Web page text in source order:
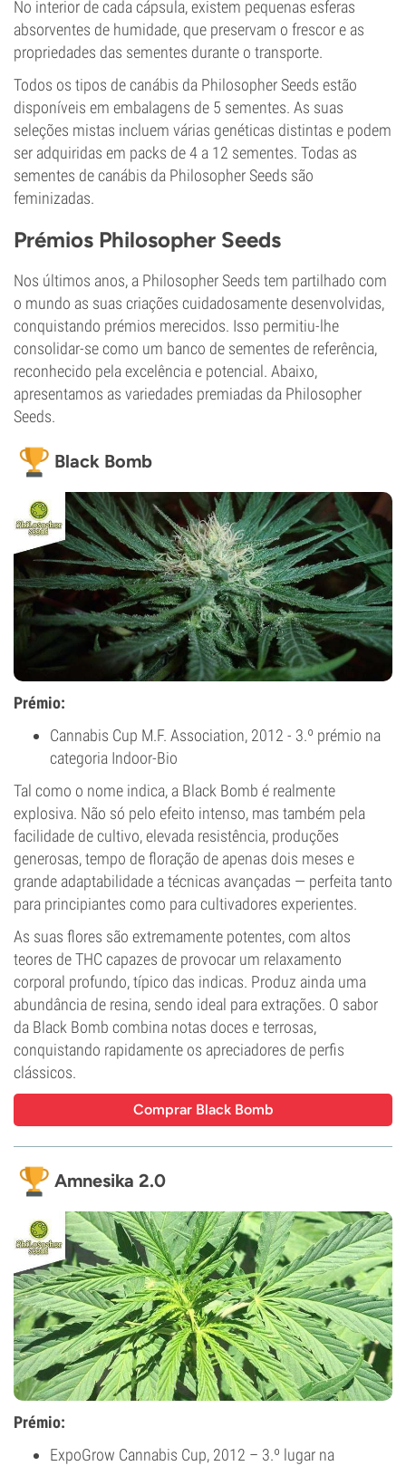
No interior de cada cápsula, existem pequenas esferas
absorventes de humidade, que preservam o frescor e as
propriedades das sementes durante o transporte.
Todos os tipos de canábis da Philosopher Seeds estão
disponíveis em embalagens de 5 sementes. As suas
seleções mistas incluem várias genéticas distintas e podem
ser adquiridas em packs de 4 a 12 sementes. Todas as
sementes de canábis da Philosopher Seeds são
feminizadas.
Prémios Philosopher Seeds
Nos últimos anos, a Philosopher Seeds tem partilhado com
o mundo as suas criações cuidadosamente desenvolvidas,
conquistando prémios merecidos. Isso permitiu-lhe
consolidar-se como um banco de sementes de referência,
reconhecido pela excelência e potencial. Abaixo,
apresentamos as variedades premiadas da Philosopher
Seeds.
Black Bomb
Prémio:
Cannabis Cup M.F. Association, 2012 - 3.º prémio na
categoria Indoor-Bio
Tal como o nome indica, a Black Bomb é realmente
explosiva. Não só pelo efeito intenso, mas também pela
facilidade de cultivo, elevada resistência, produções
generosas, tempo de floração de apenas dois meses e
grande adaptabilidade a técnicas avançadas — perfeita tanto
para principiantes como para cultivadores experientes.
As suas flores são extremamente potentes, com altos
teores de THC capazes de provocar um relaxamento
corporal profundo, típico das indicas. Produz ainda uma
abundância de resina, sendo ideal para extrações. O sabor
da Black Bomb combina notas doces e terrosas,
conquistando rapidamente os apreciadores de perfis
clássicos.
Comprar Black Bomb
Amnesika 2.0
Prémio:
ExpoGrow Cannabis Cup, 2012 – 3.º lugar na